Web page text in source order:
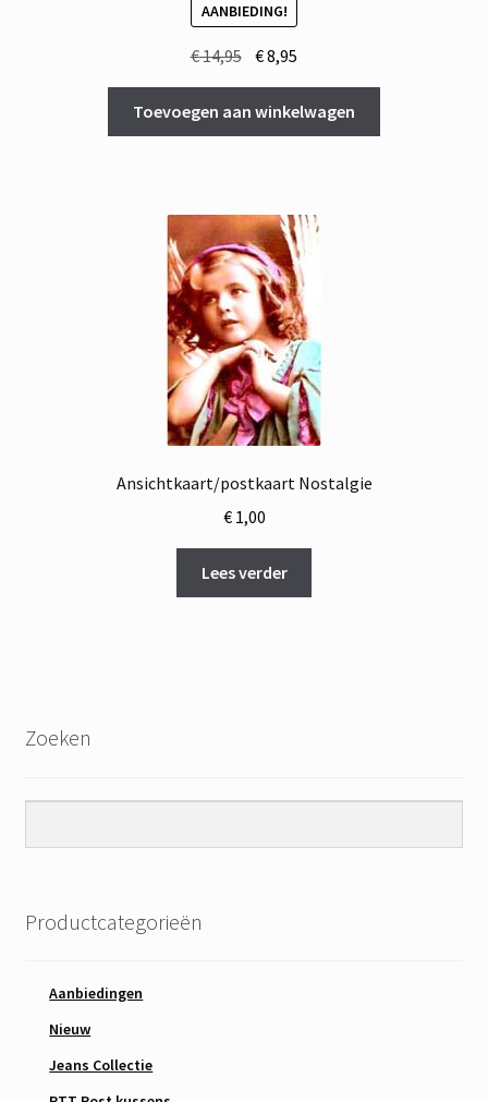
AANBIEDING!
€14,95 Oorspronkelijke
prijs
was:
€ 14,95.
€8,95
prijs
is:
€ 8,95.
Toevoegen aan winkelwagen
Ansichtkaart/postkaart Nostalgie
€1,00
Lees verder
Zoeken
Productcategorieën
Aanbiedingen
Nieuw
Jeans Collectie